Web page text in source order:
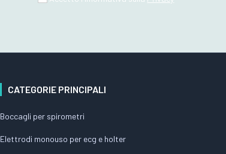
CATEGORIE PRINCIPALI
Boccagli per spirometri
Elettrodi monouso per ecg e holter